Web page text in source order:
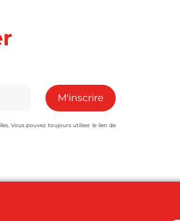
Vous pouvez toujours utiliser le lien de